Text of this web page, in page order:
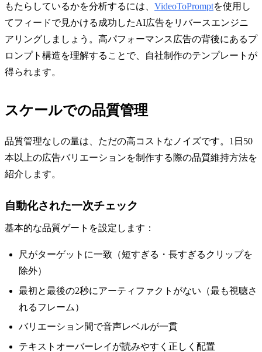
もたらしているかを分析するには、 VideoToPromptを使用し
てフィードで見かける成功したAI広告をリバースエンジニ
アリングしましょう。高パフォーマンス広告の背後にあるプ
ロンプト構造を理解することで、自社制作のテンプレートが
得られます。
スケールでの品質管理
品質管理なしの量は、ただの高コストなノイズです。1日50
本以上の広告バリエーションを制作する際の品質維持方法を
紹介します。
自動化された一次チェック
基本的な品質ゲートを設定します：
尺がターゲットに一致（短すぎる・長すぎるクリップを
除外）
最初と最後の2秒にアーティファクトがない（最も視聴さ
れるフレーム）
バリエーション間で音声レベルが一貫
テキストオーバーレイが読みやすく正しく配置